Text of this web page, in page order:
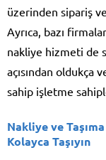
üzerinden sipariş
Ayrıca, bazı
nakliye hizmeti de
açısından
sahip işletme
Nakliye ve
Kolayca Taşıyın